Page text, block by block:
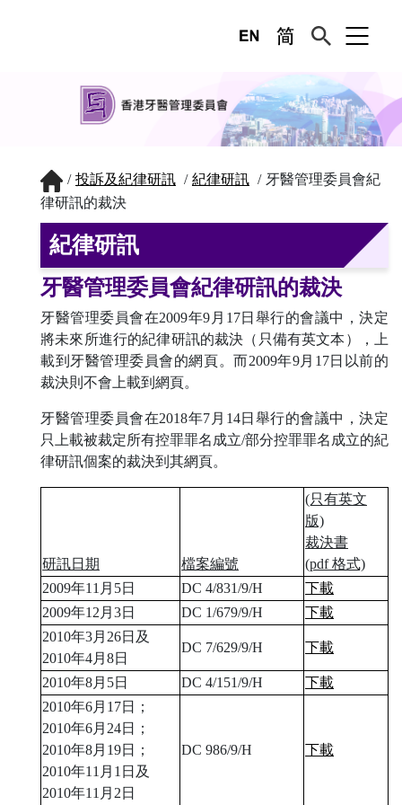
投訴及紀律研訊 紀律研訊
牙醫管理委員會紀
律研訊的裁決
紀律研訊
牙醫管理委員會紀律研訊的裁決
牙醫管理委員會在2009年9月17日舉行的會議中，決定
將未來所進行的紀律研訊的裁決（只備有英文本），上
載到牙醫管理委員會的網頁。而2009年9月17日以前的
裁決則不會上載到網頁。
牙醫管理委員會在2018年7月14日舉行的會議中，決定
只上載被裁定所有控罪罪名成立/部分控罪罪名成立的紀
律研訊個案的裁決到其網頁。
研訊日期 檔案編號
(只有英文
版)
裁決書
(pdf 格式)
2009年11月5日
DC 4/831/9/H
下載
2009年12月3日
DC 1/679/9/H
下載
2010年3月26日及
2010年4月8日
DC 7/629/9/H 下載
2010年8月5日 DC 4/151/9/H
下載
2010年6月17日；
2010年6月24日；
2010年8月19日；
2010年11月1日及
2010年11月2日
DC 986/9/H 下載